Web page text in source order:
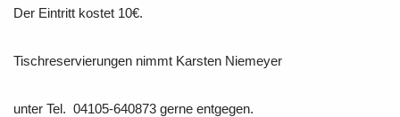
Der Eintritt kostet 10€.
Tischreservierungen nimmt Karsten Niemeyer
unter Tel. 04105-640873 gerne entgegen.